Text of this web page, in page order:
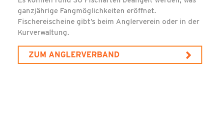
ganzjährige Fangmöglichkeiten eröffnet.
Fischereischeine gibt’s beim Anglerverein oder in der
Kurverwaltung.
ZUM ANGLERVERBAND